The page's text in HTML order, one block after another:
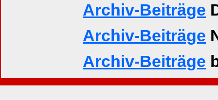
Archiv-Beiträge
Archiv-Beiträge
Archiv-Beiträge